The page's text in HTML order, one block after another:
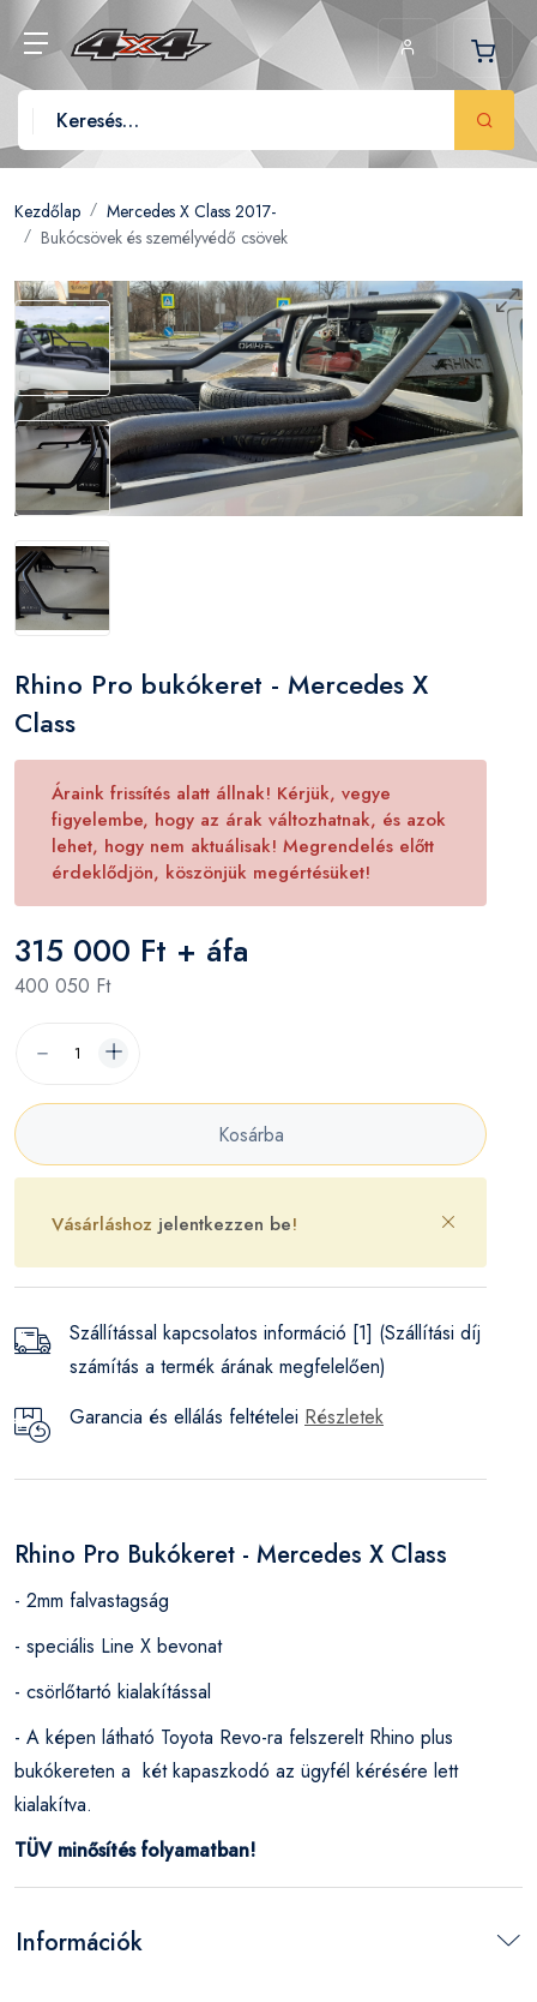
Kezdőlap
Mercedes X Class 2017-
Bukócsövek és személyvédő csövek
Rhino Pro bukókeret - Mercedes X
Class
Áraink frissítés alatt állnak! Kérjük, vegye
figyelembe, hogy az árak változhatnak, és azok
lehet, hogy nem aktuálisak! Megrendelés előtt
érdeklődjön, köszönjük megértésüket!
315 000 Ft + áfa
400 050 Ft
Kosárba
Vásárláshoz jelentkezzen be!
Szállítással kapcsolatos információ [1] (Szállítási díj
számítás a termék árának megfelelően)
Garancia és ellálás feltételei Részletek
Rhino Pro Bukókeret - Mercedes X Class
- 2mm falvastagság
- speciális Line X bevonat
- csörlőtartó kialakítással
- A képen látható Toyota Revo-ra felszerelt Rhino plus
bukókereten a két kapaszkodó az ügyfél kérésére lett
kialakítva.
TÜV minősítés folyamatban!
Információk